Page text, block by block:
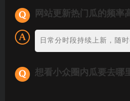
网站更新热门瓜的频率
日常分时段持续上新，随
想看小众圈内瓜要去哪